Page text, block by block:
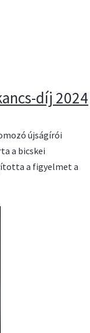
díj 2024
újságírói
a bicskei
a figyelmet a